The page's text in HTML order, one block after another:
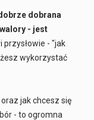
dobrana
- jest
przysłowie - "jak
wykorzystać
jak chcesz się
- to ogromna